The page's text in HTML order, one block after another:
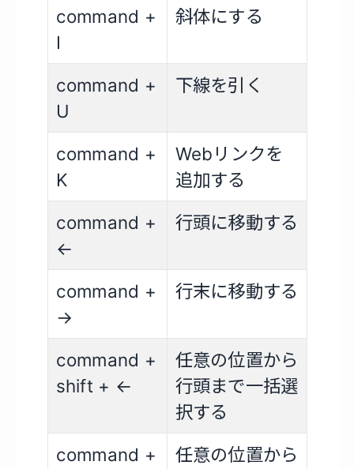
command +
I
斜体にする
command +
U
下線を引く
command +
K
Webリンクを
追加する
command +
←
行頭に移動する
command +
→
行末に移動する
command +
shift + ←
任意の位置から
行頭まで一括選
択する
command +
任意の位置から